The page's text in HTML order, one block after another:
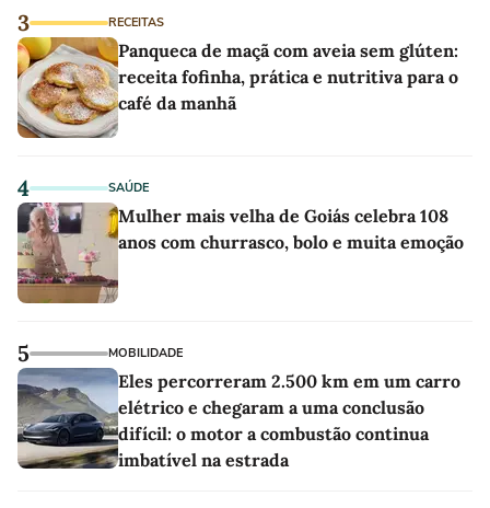
3 RECEITAS
Panqueca de maçã com aveia sem glúten:
receita fofinha, prática e nutritiva para o
café da manhã
4 SAÚDE
Mulher mais velha de Goiás celebra 108
anos com churrasco, bolo e muita emoção
5 MOBILIDADE
Eles percorreram 2.500 km em um carro
elétrico e chegaram a uma conclusão
difícil: o motor a combustão continua
imbatível na estrada